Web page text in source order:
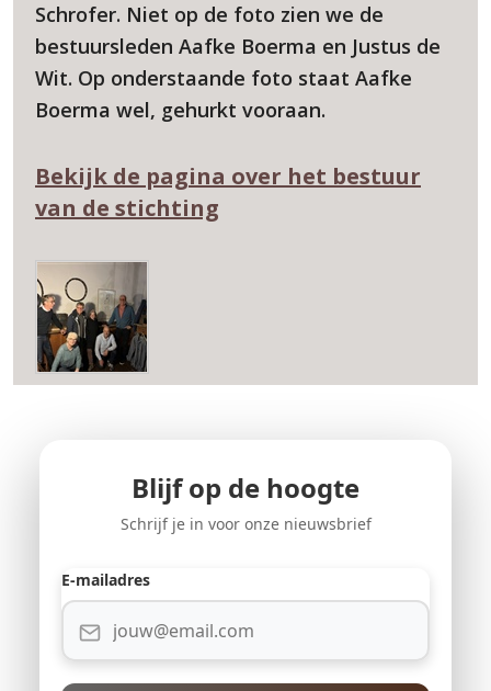
Schrofer. Niet op de foto zien we de
bestuursleden Aafke Boerma en Justus de
Wit. Op onderstaande foto staat Aafke
Boerma wel, gehurkt vooraan.
Bekijk de pagina over het bestuur
van de stichting
Blijf op de hoogte
Schrijf je in voor onze nieuwsbrief
E-mailadres